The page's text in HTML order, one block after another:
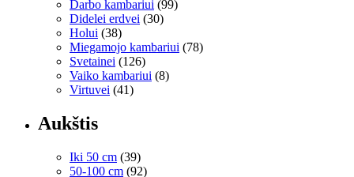
Darbo kambariui (99)
Didelei erdvei (30)
Holui (38)
Miegamojo kambariui (78)
Svetainei (126)
Vaiko kambariui (8)
Virtuvei (41)
Aukštis
Iki 50 cm (39)
50-100 cm (92)